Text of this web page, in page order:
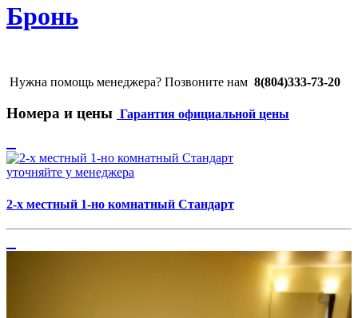
Бронь
Нужна помощь менеджера? Позвоните нам 8(804)333-73-20
Номера и цены Гарантия официальной цены
уточняйте у менеджера
2-х местный 1-но комнатный Стандарт